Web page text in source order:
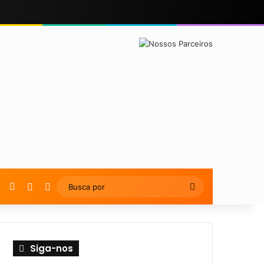
InstagramArtigo Aleatório
Switch skin
Busca
por
Siga-nos